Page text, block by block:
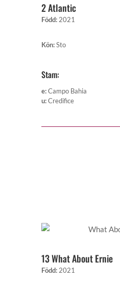
2 Atlantic
Född: 2021
Kön:Sto
Stam:
e:Campo Bahia
u:Credifice
13 What About Ernie
Född: 2021